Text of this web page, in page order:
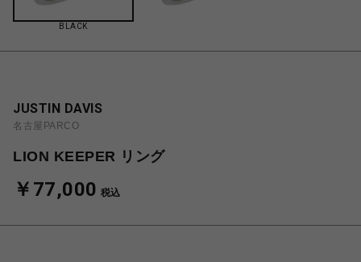
BLACK
JUSTIN DAVIS
名古屋PARCO
LION KEEPER リング
￥77,000 税込